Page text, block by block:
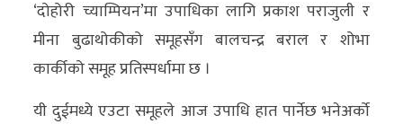
‘दोहोरी च्याम्पियन’मा उपाधिका लागि प्रकाश पराजुली र
मीना बुढाथोकीको समूहसँग बालचन्द्र बराल र शोभा
कार्कीको समूह प्रतिस्पर्धामा छ ।
यी दुईमध्ये एउटा समूहले आज उपाधि हात पार्नेछ भनेअर्को